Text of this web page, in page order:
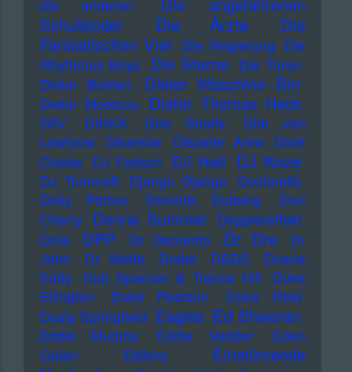
die anderen
Die angefahrenen
Schulkinder
Die Ärzte
Die
Fantastischen Vier Die Regierung Die
Rhythmus Boys Die Sterne Die Türen
Dieter Bohlen
Dieter Maschine Birr
Dieter Moebius Dieter Thomas Heck
DiIV DIKKA Dire Straits
Dirk von
Lowtzow
Disarstar Disaster Area
Dixie
Chicks DJ Fetisch DJ Hell DJ Koze
DJ Tomcraft Django Django
Doctorella
Dolly Parton
Dominik Eulberg
Don
Cherry Donna Summer Dopplereffekt
Dota
DPP Dr Demento Dr Dre
Dr
John
Dr Motte Drake DSDS
Duane
Eddy
Dub Spencer & Trance Hill
Duke
Ellington
Duke Pearson
Duke Reid
Dusty Springfield Eagles Ed Sheeran
Eddie Murphy Eddie Vedder
Eden
Golan
Editors
Einstürzende